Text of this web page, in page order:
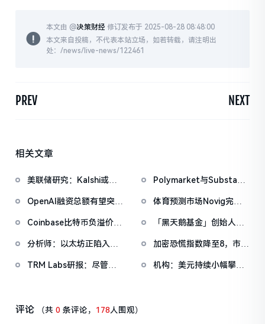
本文由 @决策财经 修订发布于 2025-08-28 08:48:00
本文来自投稿，不代表本站立场，如若转载，请注明出
处：/news/live-news/122461
PREV NEXT
相关文章
美联储研究：Kalshi或可
工具
Polymarket与Substack
数据至新闻内容
OpenAI融资总额有望突破
体育预测市场Novig完成
Pantera Capital领投
Coinbase比特币负溢价已
报-0.0545%
「黑天鹅基金」创始人：
束，标普500将涨至8000
点甚至更高
分析师：以太坊正陷入
境」，质押将以太坊ETF
加密恐慌指数降至8，市场
TRM Labs研报：尽管遭
机构：美元持续小幅攀
评论 （共0 条评论， 178人围观）